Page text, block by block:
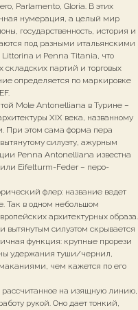
Parlamento, Gloria. В этих
нумерация, а целый мир
государственность, история и
под разными итальянскими
и Penna Titania, что
складских партий и торговых
определяется по маркировке
Mole Antonelliana в Турине –
XIX века, названному
При этом сама форма пера
силуэту, ажурным
Penna Antonelliana известна
Eifelturm-Feder – перо-
флер: название ведет
Так в одном небольшом
архитектурных образа.
вытянутым силуэтом скрывается
функция: крупные прорези
удержания туши/чернил,
чем кажется по его
на изящную линию,
рукой. Оно дает тонкий,